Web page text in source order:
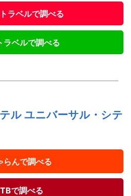
ラベルで調べる
ラベルで調べる
ル ユニバーサル・シテ
らんで調べる
で調べる